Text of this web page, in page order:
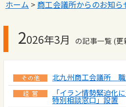
ホーム > 商工会議所からのお知ら
2026年3月 の記事一覧 (更
北九州商工会議所 職
「イラン情勢緊迫化
特別相談窓口」設置